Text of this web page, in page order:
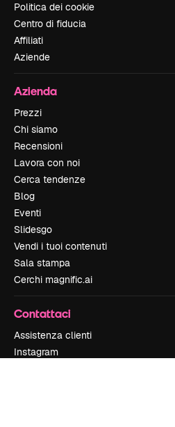
Politica dei cookie
Centro di fiducia
Affiliati
Aziende
Azienda
Prezzi
Chi siamo
Recensioni
Lavora con noi
Cerca tendenze
Blog
Eventi
Slidesgo
Vendi i tuoi contenuti
Sala stampa
Cerchi magnific.ai
Contattaci
Assistenza clienti
Instagram